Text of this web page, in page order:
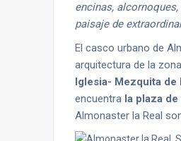
encinas,
paisaje de
El casco urbano de
arquitectura de la
Iglesia- Mezquita de
encuentra la plaza
Almonaster la Real